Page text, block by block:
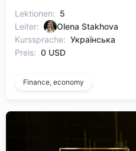
Lektionen: 5
Leiter:
Olena Stakhova
Kurssprache: Українська
Preis: 0 USD
Finance, economy